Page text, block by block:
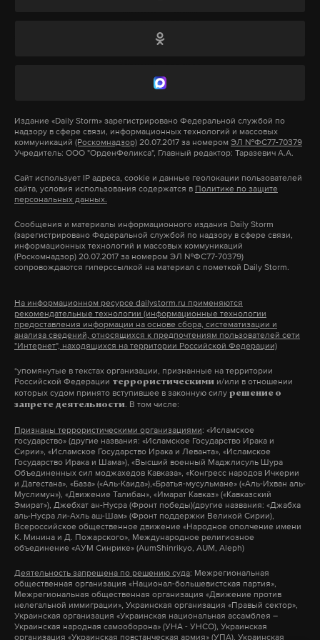
Фото: © wikipedia.org
Подпишитесь на Daily Storm в
А еще мы есть вTelegram,ДзениVK.
Макс Telegram
Дзен VK
Фото: © GLOBAL LOOK press
Издание «Daily Storm» зарегистрировано Федеральной службой по
надзору в сфере связи, информационных технологий и массовых
коммуникаций (Роскомнадзор) 20.07.2017 за номером ЭЛ №ФС77-70379
Учредитель: ООО "ОрденФеликса", Главный редактор: Таразевич А.А.
Сайт использует IP адреса, cookie и данные геолокации пользователей
сайта, условия использования содержатся в Политике по защите
персональных данных.
Сообщения и материалы информационного издания Daily Storm
(зарегистрировано Федеральной службой по надзору в сфере связи,
информационных технологий и массовых коммуникаций
(Роскомнадзор) 20.07.2017 за номером ЭЛ №ФС77-70379)
сопровождаются гиперссылкой на материал с пометкой Daily Storm.
На информационном ресурсе dailystorm.ru применяются
рекомендательные технологии (информационные технологии
предоставления информации на основе сбора, систематизации и
анализа сведений, относящихся к предпочтениям пользователей сети
"Интернет", находящихся на территории Российской Федерации)
*упомянутые в текстах организации, признанные на территории
Российской Федерации террористическими и/или в отношении
которых судом принято вступившее в законную силу решение о
запрете деятельности. В том числе:
Признаны террористическими организациями: «Исламское
государство» (другие названия: «Исламское Государство Ирака и
Сирии», «Исламское Государство Ирака и Леванта», «Исламское
Государство Ирака и Шама»), «Высший военный Маджлисуль Шура
Объединенных сил моджахедов Кавказа», «Конгресс народов Ичкерии
и Дагестана», «База» («Аль-Каида»),«Братья-мусульмане» («Аль-Ихван аль-
Муслимун»), «Движение Талибан», «Имарат Кавказ» («Кавказский
Эмират»), Джебхат ан-Нусра (Фронт победы)(другие названия: «Джабха
аль-Нусра ли-Ахль аш-Шам» (Фронт поддержки Великой Сирии),
Всероссийское общественное движение «Народное ополчение имени
К. Минина и Д. Пожарского», Международное религиозное
объединение «АУМ Синрике» (AumShinrikyo, AUM, Aleph)
Деятельность запрещена по решению суда: Межрегиональная
общественная организация «Национал-большевистская партия»,
Межрегиональная общественная организация «Движение против
нелегальной иммиграции», Украинская организация «Правый сектор»,
Украинская организация «Украинская национальная ассамблея –
Украинская народная самооборона» (УНА - УНСО), Украинская
организация «Украинская повстанческая армия» (УПА), Украинская